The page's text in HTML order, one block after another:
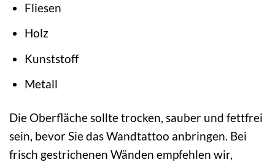
Fliesen
Holz
Kunststoff
Metall
Die Oberfläche sollte trocken, sauber und fettfrei
sein, bevor Sie das Wandtattoo anbringen. Bei
frisch gestrichenen Wänden empfehlen wir,